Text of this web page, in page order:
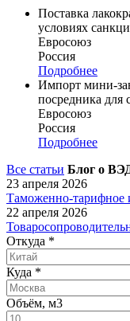
Поставка
условиях
Евросоюз
Россия
Подробнее
Импорт мини-
посредника для
Евросоюз
Россия
Подробнее
Все статьи Блог о
23 апреля 2026
Таможенно-тарифное
22 апреля 2026
Откуда *
Куда *
Объём, м3